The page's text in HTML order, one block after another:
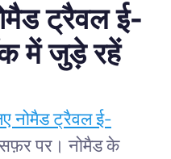
ट्रैवल ई-
में जुड़े रहें
नोमैड ट्रैवल ई-
पर। नोमैड के